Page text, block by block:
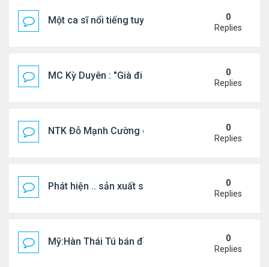
Một ca sĩ nổi tiếng tuyên bố không thu tiền tác
0
Replies
MC Kỳ Duyên : "Già đi cũng là một đặc ân"
0
Replies
NTK Đỗ Mạnh Cường chi 100 triệu đồng thuê...
0
Replies
Phát hiện .. sản xuất sữa 'pha bột giặt'
0
Replies
Mỹ:Hàn Thái Tú bán đồ ăn online mưu sinh
0
Replies